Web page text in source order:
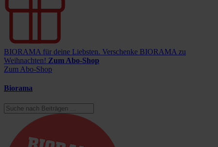
BIORAMA für deine Liebsten. Verschenke BIORAMA zu
Weihnachten! Zum Abo-Shop
Zum Abo-Shop
Biorama